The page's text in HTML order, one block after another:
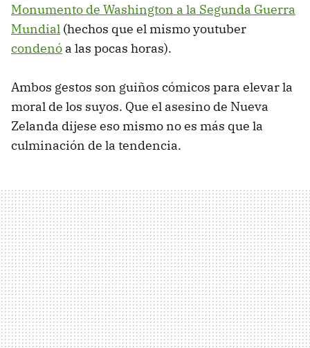
Monumento de Washington a la Segunda Guerra
Mundial (hechos que el mismo youtuber
condenó a las pocas horas).
Ambos gestos son guiños cómicos para elevar la
moral de los suyos. Que el asesino de Nueva
Zelanda dijese eso mismo no es más que la
culminación de la tendencia.